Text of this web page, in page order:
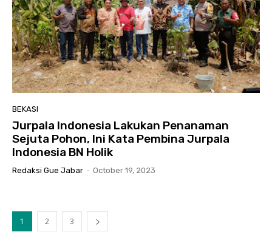
BEKASI
Jurpala Indonesia Lakukan Penanaman
Sejuta Pohon, Ini Kata Pembina Jurpala
Indonesia BN Holik
Redaksi Gue Jabar - October 19, 2023
1 2 3